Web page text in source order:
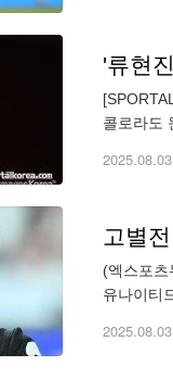
콜로라도
고별
(엑스포
유나이티